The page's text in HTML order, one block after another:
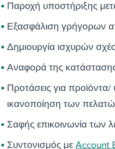
Παροχή υποστήριξης
Εξασφάλιση γρήγορων
Δημιουργία ισχυρών
Αναφορά της
Προτάσεις για προϊόντα/
ικανοποίηση των
Σαφής επικοινωνία των
Συντονισμός μεAccount